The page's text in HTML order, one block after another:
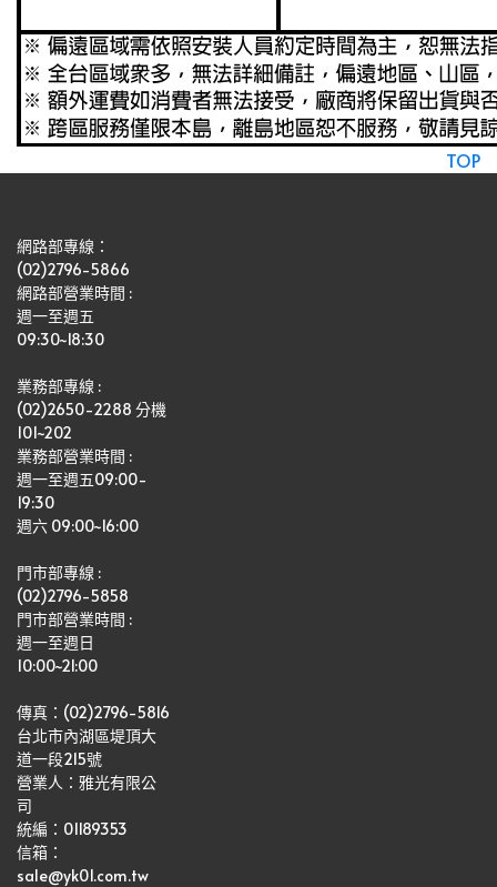
TOP
網路部專線：
(02)2796-5866
網路部營業時間 :
週一至週五
09:30~18:30
業務部專線 :
(02)2650-2288 分機
101~202
業務部營業時間 :
週一至週五09:00-
19:30
週六 09:00~16:00
門市部專線 :
(02)2796-5858
門市部營業時間 :
週一至週日
10:00~21:00
傳真：(02)2796-5816
台北市內湖區堤頂大
道一段215號
營業人：雅光有限公
司
統編：01189353
信箱：
sale@yk01.com.tw